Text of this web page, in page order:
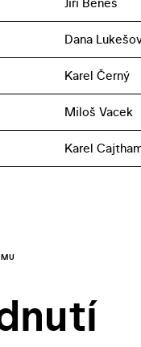
Dana
Karel Černý
Miloš Vacek
Karel